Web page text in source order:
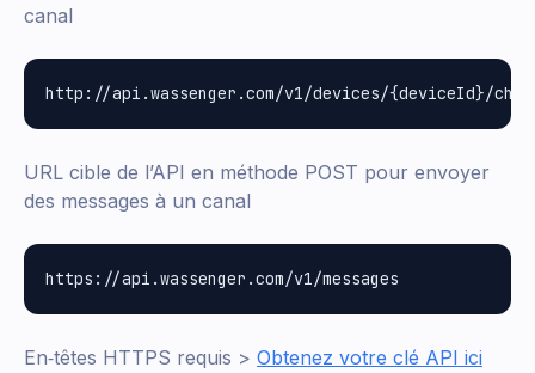
canal
URL cible de l’API en méthode POST pour envoyer
des messages à un canal
En‑têtes HTTPS requis > Obtenez votre clé API ici